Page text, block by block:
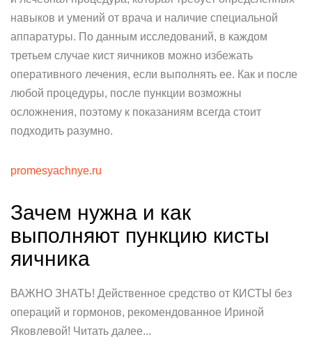
навыков и умений от врача и наличие специальной
аппаратуры. По данным исследований, в каждом
третьем случае кист яичников можно избежать
оперативного лечения, если выполнять ее. Как и после
любой процедуры, после пункции возможны
осложнения, поэтому к показаниям всегда стоит
подходить разумно.
promesyachnye.ru
Зачем нужна и как
выполняют пункцию кисты
яичника
ВАЖНО ЗНАТЬ! Действенное средство от КИСТЫ без
операций и гормонов, рекомендованное Ириной
Яковлевой! Читать далее...